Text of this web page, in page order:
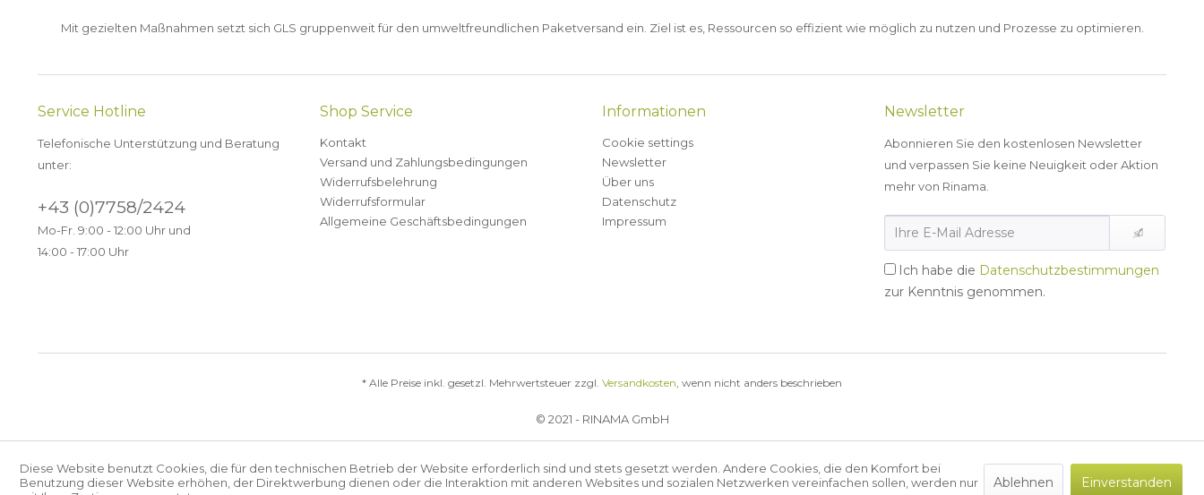
Mit gezielten Maßnahmen setzt sich GLS gruppenweit für den umweltfreundlichen Paketversand ein. Ziel ist es, Ressourcen so effizient wie möglich zu nutzen und Prozesse zu optimieren.
Service Hotline
Telefonische Unterstützung und Beratung
unter:
+43 (0)7758/2424
Mo-Fr. 9:00 - 12:00 Uhr und
14:00 - 17:00 Uhr
Shop Service
Kontakt
Versand und Zahlungsbedingungen
Widerrufsbelehrung
Widerrufsformular
Allgemeine Geschäftsbedingungen
Informationen
Cookie settings
Newsletter
Über uns
Datenschutz
Impressum
Newsletter
Abonnieren Sie den kostenlosen Newsletter
und verpassen Sie keine Neuigkeit oder Aktion
mehr von Rinama.
Ich habe die Datenschutzbestimmungen
zur Kenntnis genommen.
* Alle Preise inkl. gesetzl. Mehrwertsteuer zzgl. Versandkosten, wenn nicht anders beschrieben
© 2021 - RINAMA GmbH
Diese Website benutzt Cookies, die für den technischen Betrieb der Website erforderlich sind und stets gesetzt werden. Andere Cookies, die den Komfort bei
Benutzung dieser Website erhöhen, der Direktwerbung dienen oder die Interaktion mit anderen Websites und sozialen Netzwerken vereinfachen sollen, werden nur
Ablehnen Einverstanden